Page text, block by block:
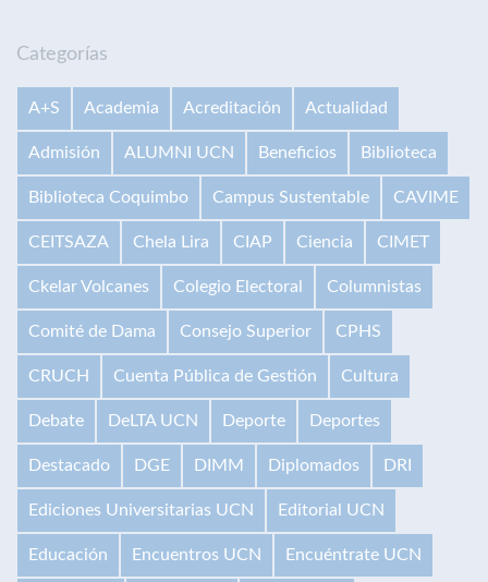
Categorías
A+S Academia Acreditación Actualidad
Admisión ALUMNI UCN Beneficios Biblioteca
Biblioteca Coquimbo Campus Sustentable CAVIME
CEITSAZA Chela Lira CIAP Ciencia CIMET
Ckelar Volcanes Colegio Electoral Columnistas
Comité de Dama Consejo Superior CPHS
CRUCH Cuenta Pública de Gestión Cultura
Debate DeLTA UCN Deporte Deportes
Destacado DGE DIMM Diplomados DRI
Ediciones Universitarias UCN Editorial UCN
Educación Encuentros UCN Encuéntrate UCN